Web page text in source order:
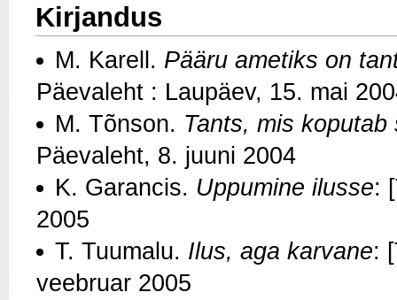
Kirjandus
M. Karell. Pääru ametiks on
Päevaleht : Laupäev, 15. mai
M. Tõnson. Tants, mis koputab
Päevaleht, 8. juuni 2004
K. Garancis. Uppumine ilusse:
2005
T. Tuumalu. Ilus, aga karvane:
veebruar 2005